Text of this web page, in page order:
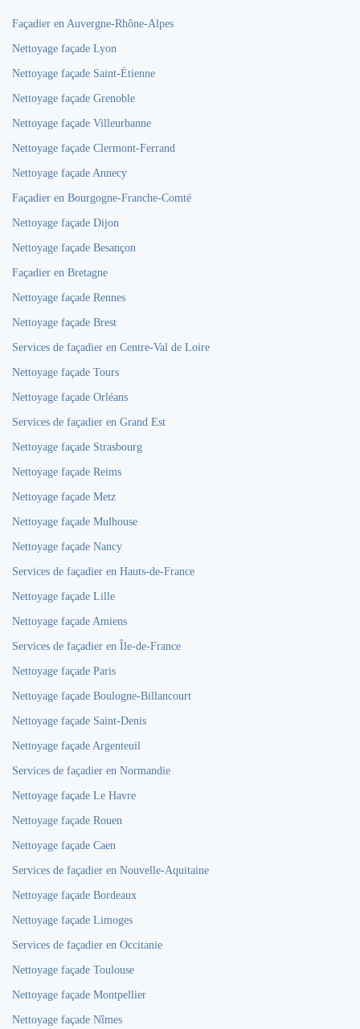
Façadier en Auvergne-Rhône-Alpes
Nettoyage façade Lyon
Nettoyage façade Saint-Étienne
Nettoyage façade Grenoble
Nettoyage façade Villeurbanne
Nettoyage façade Clermont-Ferrand
Nettoyage façade Annecy
Façadier en Bourgogne-Franche-Comté
Nettoyage façade Dijon
Nettoyage façade Besançon
Façadier en Bretagne
Nettoyage façade Rennes
Nettoyage façade Brest
Services de façadier en Centre-Val de Loire
Nettoyage façade Tours
Nettoyage façade Orléans
Services de façadier en Grand Est
Nettoyage façade Strasbourg
Nettoyage façade Reims
Nettoyage façade Metz
Nettoyage façade Mulhouse
Nettoyage façade Nancy
Services de façadier en Hauts-de-France
Nettoyage façade Lille
Nettoyage façade Amiens
Services de façadier en Île-de-France
Nettoyage façade Paris
Nettoyage façade Boulogne-Billancourt
Nettoyage façade Saint-Denis
Nettoyage façade Argenteuil
Services de façadier en Normandie
Nettoyage façade Le Havre
Nettoyage façade Rouen
Nettoyage façade Caen
Services de façadier en Nouvelle-Aquitaine
Nettoyage façade Bordeaux
Nettoyage façade Limoges
Services de façadier en Occitanie
Nettoyage façade Toulouse
Nettoyage façade Montpellier
Nettoyage façade Nîmes